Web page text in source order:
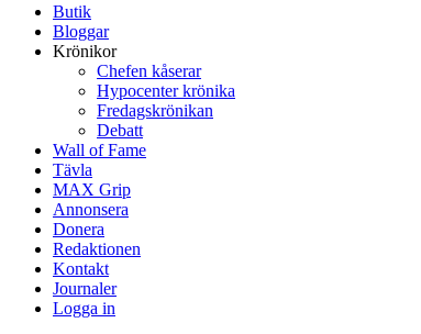
Butik
Bloggar
Krönikor
Chefen kåserar
Hypocenter krönika
Fredagskrönikan
Debatt
Wall of Fame
Tävla
MAX Grip
Annonsera
Donera
Redaktionen
Kontakt
Journaler
Logga in